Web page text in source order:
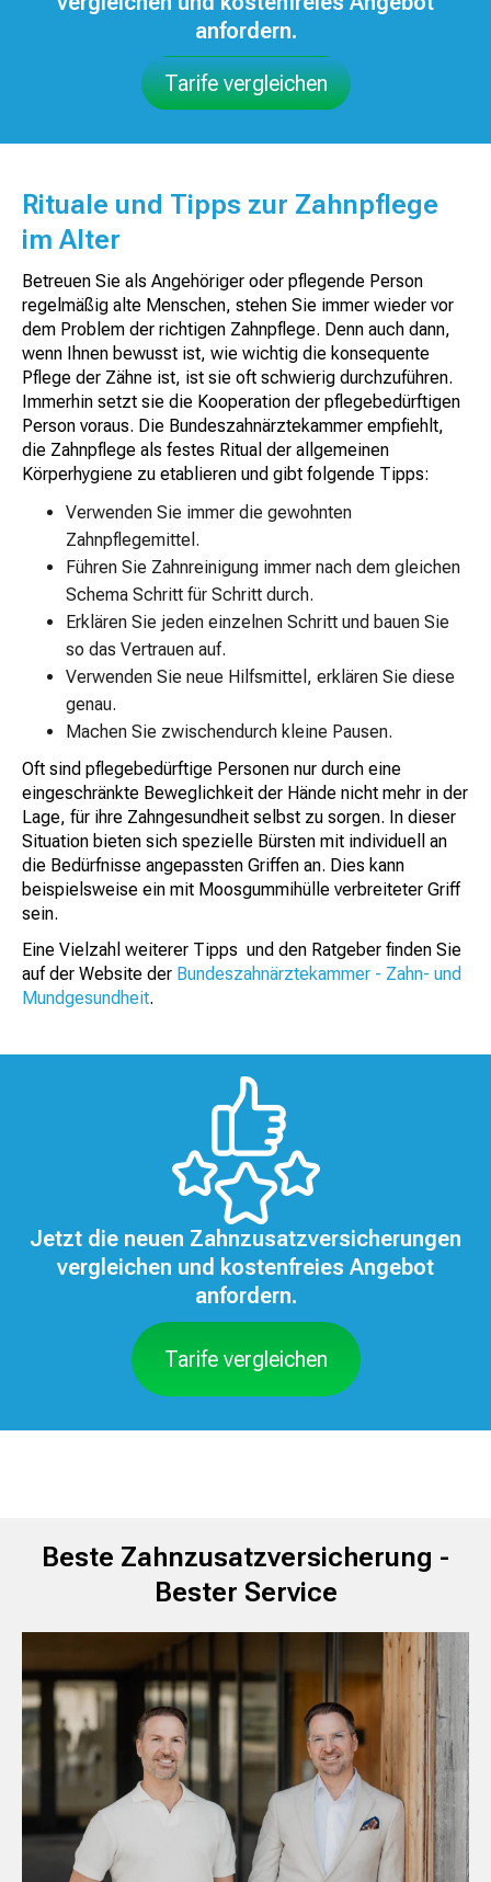
anfordern.
Tarife vergleichen
Rituale und Tipps zur Zahnpflege
im Alter
Betreuen Sie als Angehöriger oder pflegende Person
regelmäßig alte Menschen, stehen Sie immer wieder vor
dem Problem der richtigen Zahnpflege. Denn auch dann,
wenn Ihnen bewusst ist, wie wichtig die konsequente
Pflege der Zähne ist, ist sie oft schwierig durchzuführen.
Immerhin setzt sie die Kooperation der pflegebedürftigen
Person voraus. Die Bundeszahnärztekammer empfiehlt,
die Zahnpflege als festes Ritual der allgemeinen
Körperhygiene zu etablieren und gibt folgende Tipps:
Verwenden Sie immer die gewohnten
Zahnpflegemittel.
Führen Sie Zahnreinigung immer nach dem gleichen
Schema Schritt für Schritt durch.
Erklären Sie jeden einzelnen Schritt und bauen Sie
so das Vertrauen auf.
Verwenden Sie neue Hilfsmittel, erklären Sie diese
genau.
Machen Sie zwischendurch kleine Pausen.
Oft sind pflegebedürftige Personen nur durch eine
eingeschränkte Beweglichkeit der Hände nicht mehr in der
Lage, für ihre Zahngesundheit selbst zu sorgen. In dieser
Situation bieten sich spezielle Bürsten mit individuell an
die Bedürfnisse angepassten Griffen an. Dies kann
beispielsweise ein mit Moosgummihülle verbreiteter Griff
sein.
Eine Vielzahl weiterer Tipps und den Ratgeber finden Sie
auf der Website der Bundeszahnärztekammer - Zahn- und
Mundgesundheit.
Jetzt die neuen Zahnzusatzversicherungen
vergleichen und kostenfreies Angebot
anfordern.
Tarife vergleichen
Beste Zahnzusatz­versicherung -
Bester Service